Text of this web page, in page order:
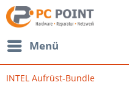
Menü
INTEL Aufrüst-Bundle